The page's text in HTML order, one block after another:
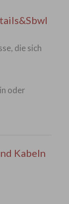
die sich
oder
Kabeln